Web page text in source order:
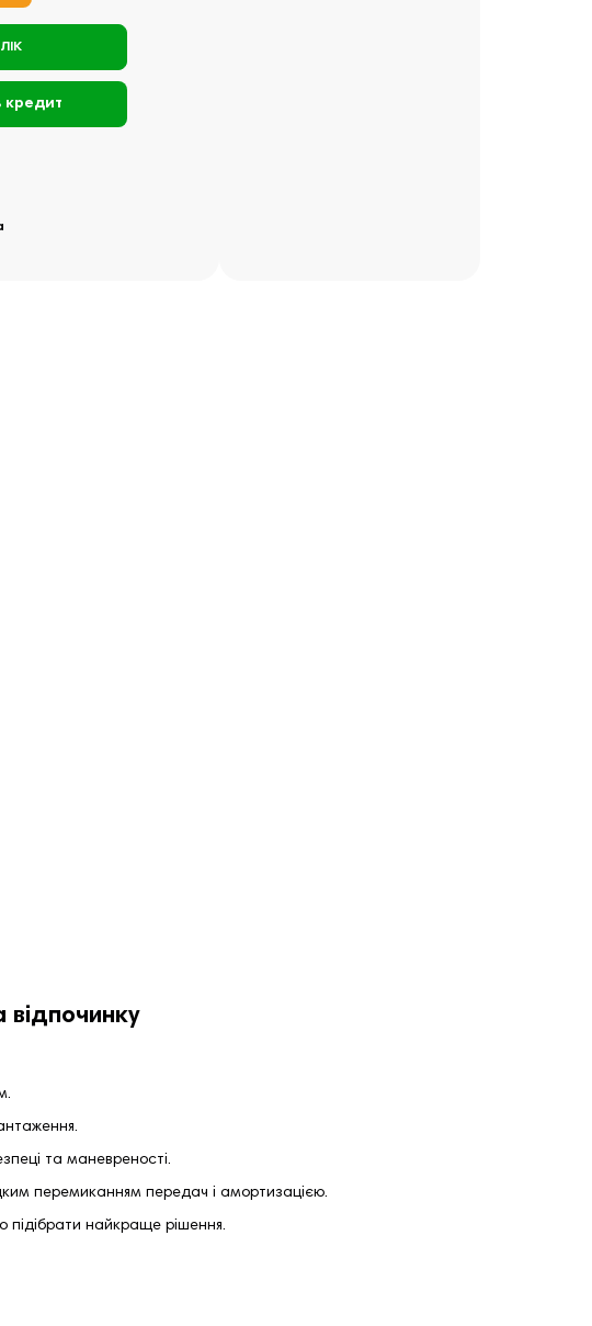
кредит
відпочинку
та маневреності.
перемиканням передач і амортизацією.
найкраще рішення.